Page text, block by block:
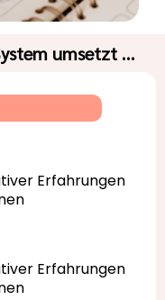
umsetzt …
Erfahrungen
Erfahrungen